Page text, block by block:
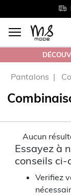
Pantalons
Aucun
Essayez à
conseils ci-
Verifiez